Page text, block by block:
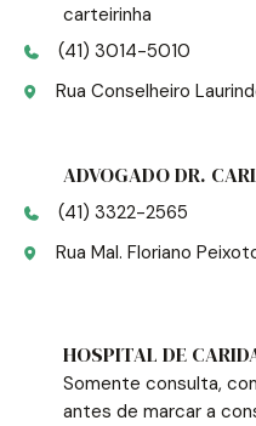
carteirinha
(41) 3014-5010
Rua Conselheiro
ADVOGADO DR.
(41) 3322-2565
Rua Mal. Floriano
HOSPITAL DE
Somente consulta,
antes de marcar a